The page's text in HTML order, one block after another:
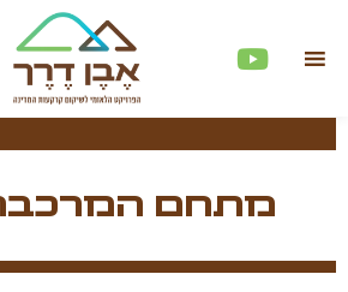
מתחם המרכבה